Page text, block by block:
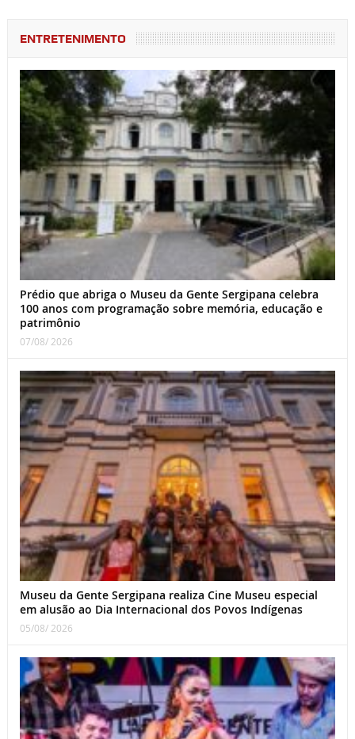
ENTRETENIMENTO
Prédio que abriga o Museu da Gente Sergipana celebra
100 anos com programação sobre memória, educação e
patrimônio
07/08/ 2026
Museu da Gente Sergipana realiza Cine Museu especial
em alusão ao Dia Internacional dos Povos Indígenas
05/08/ 2026